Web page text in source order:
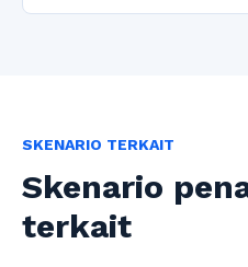
SKENARIO TERKAIT
Skenario
terkait